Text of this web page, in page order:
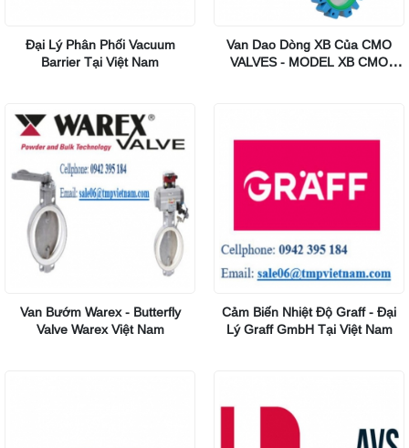
Đại Lý Phân Phối Vacuum
Barrier Tại Việt Nam
Van Dao Dòng XB Của CMO
VALVES - MODEL XB CMO
Van Bướm Warex - Butterfly
Valve Warex Việt Nam
Cảm Biến Nhiệt Độ Graff - Đại
Lý Graff GmbH Tại Việt Nam